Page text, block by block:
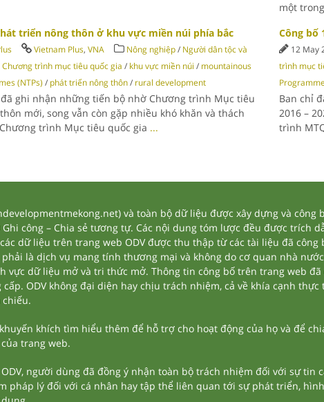
một
triển nông thôn ở khu vực miền núi phía bắc
Vietnam Plus, VNA Nông nghiệp/ Người dân tộc và
Chương trình mục tiêu quốc gia / khu vực miền núi / mountainous
(NTPs) / phát triển nông thôn/ rural development
ghi nhận những tiến bộ nhờ Chương trình Mục tiêu
mới, song vẫn còn gặp nhiều khó khăn và thách
trình Mục tiêu quốc gia ...
Công bố
12 May
trình mục
Ban chỉ
2016 –
trình
và toàn bộ dữ liệu được xây dựng và
công – Chia sẻ tương tự. Các nội dung tóm lược đều được trích
dữ liệu trên trang web ODV được thu thập từ các tài liệu đã
là dịch vụ mang tính thương mại và không do cơ quan nhà
dữ liệu mở và tri thức mở. Thông tin công bố trên trang web
ODV không đại diện hay chịu trách nhiệm, cả về khía cạnh
khích tìm hiểu thêm để hỗ trợ cho hoạt động của họ và để
trang web.
người dùng đã đồng ý nhận toàn bộ trách nhiệm đối với sự
pháp lý đối với cá nhân hay tập thể liên quan tới sự phát triển,